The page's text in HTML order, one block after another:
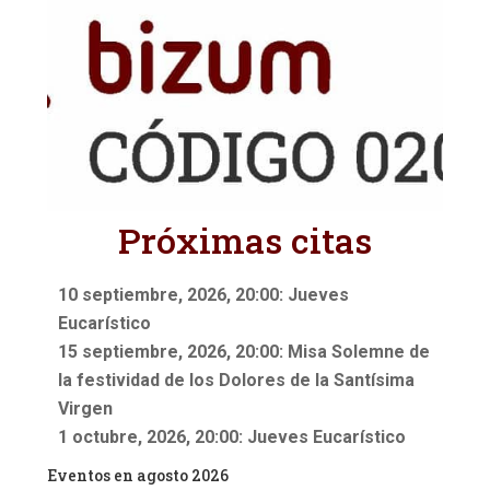
Próximas citas
10 septiembre, 2026, 20:00: Jueves
Eucarístico
15 septiembre, 2026, 20:00: Misa Solemne de
la festividad de los Dolores de la Santísima
Virgen
1 octubre, 2026, 20:00: Jueves Eucarístico
Eventos en agosto 2026